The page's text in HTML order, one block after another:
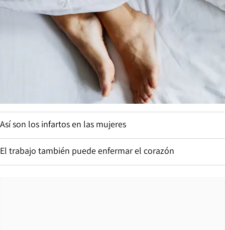
Así son los infartos en las mujeres
El trabajo también puede enfermar el corazón